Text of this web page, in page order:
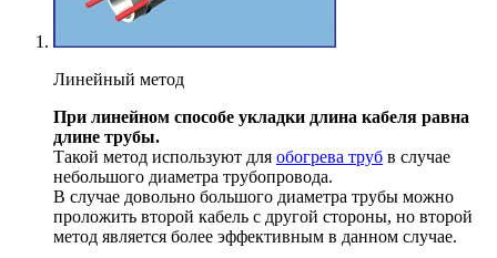
Линейный метод
При линейном способе укладки длина кабеля равна
длине трубы.
Такой метод используют для обогрева труб в случае
небольшого диаметра трубопровода.
В случае довольно большого диаметра трубы можно
проложить второй кабель с другой стороны, но второй
метод является более эффективным в данном случае.